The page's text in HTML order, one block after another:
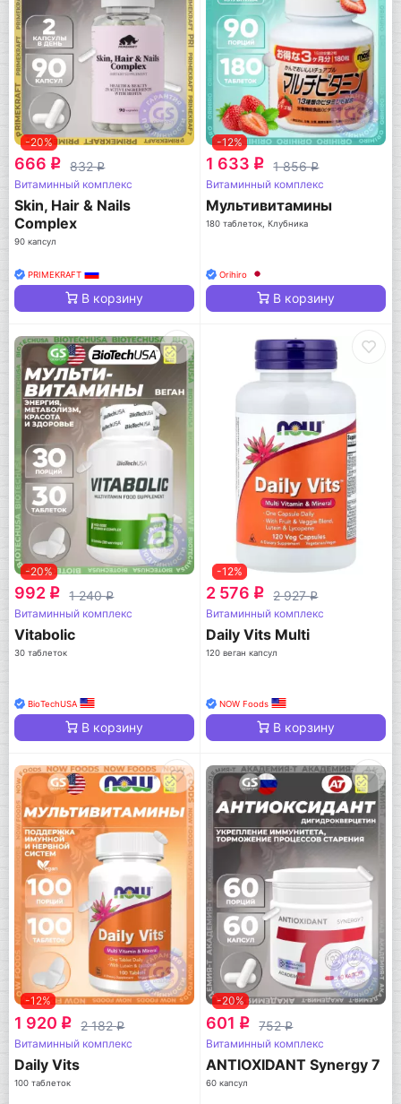
-20%
666 q 832q
Витаминный комплекс
Skin, Нair & Nails
Complex
90 капсул
PRIMEKRAFT
В корзину
-12%
1 633 q 1 856q
Витаминный комплекс
Мультивитамины
180 таблеток, Клубника
Orihiro
В корзину
-20%
992 q 1 240q
Витаминный комплекс
Vitabolic
30 таблеток
BioTechUSA
В корзину
-12%
2 576 q 2 927q
Витаминный комплекс
Daily Vits Multi
120 веган капсул
NOW Foods
В корзину
-12%
1 920 q 2 182q
Витаминный комплекс
Daily Vits
100 таблеток
-20%
601 q 752q
Витаминный комплекс
ANTIOXIDANT Synergy 7
60 капсул